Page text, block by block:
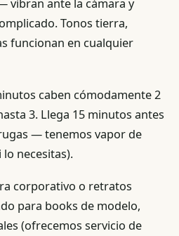
vibran ante la cámara y
Tonos tierra,
funcionan en cualquier
caben cómodamente 2
3. Llega 15 minutos antes
— tenemos vapor de
necesitas).
corporativo o retratos
para books de modelo,
(ofrecemos servicio de